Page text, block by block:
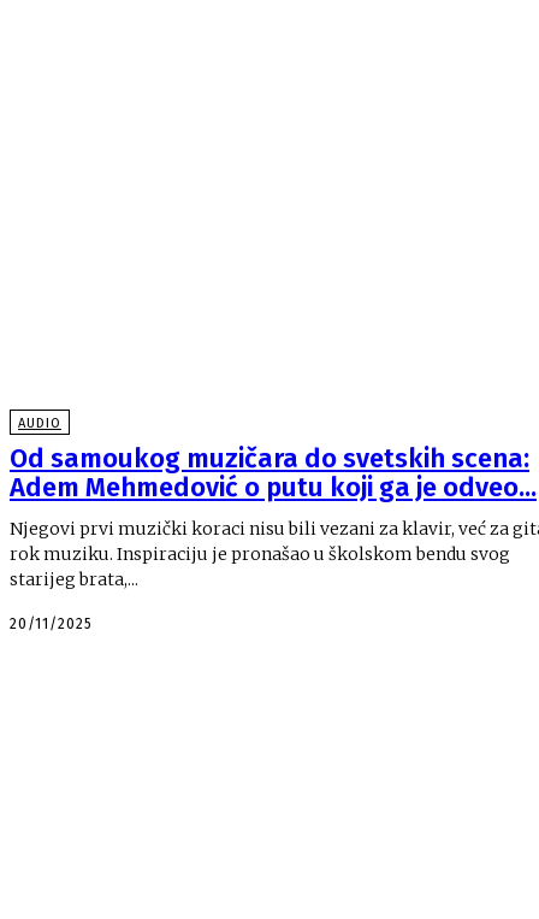
AUDIO
Od samoukog muzičara do svetskih scena:
Adem Mehmedović o putu koji ga je odveo...
Njegovi prvi muzički koraci nisu bili vezani za klavir, već za
rok muziku. Inspiraciju je pronašao u školskom bendu svog
starijeg brata,...
20/11/2025